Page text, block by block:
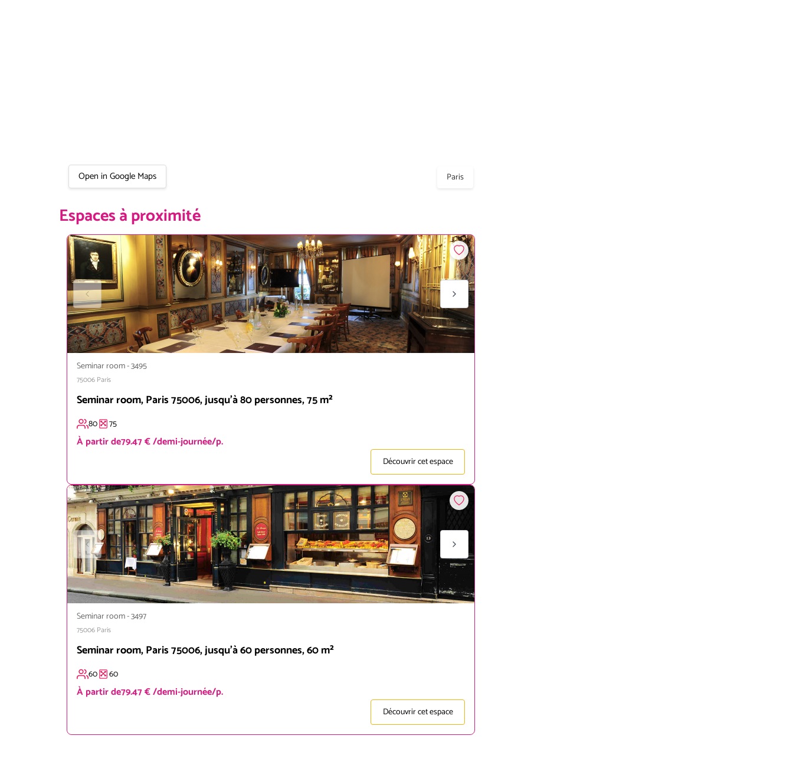
Open in Google Maps Paris
Espaces à proximité
Seminar room-3495
75006 Paris
Seminar room, Paris 75006, jusqu'à 80 personnes, 75 m²
80 75
À partir de79.47 € /demi-journée/p.
Découvrir cet espace
Seminar room-3497
75006 Paris
Seminar room, Paris 75006, jusqu'à 60 personnes, 60 m²
60 60
À partir de79.47 € /demi-journée/p.
Découvrir cet espace